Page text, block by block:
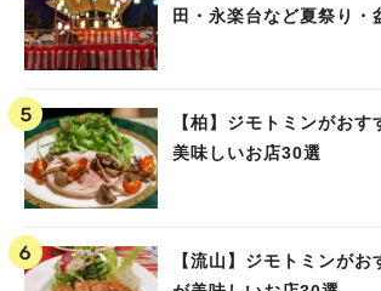
田・永楽台など夏祭り・
【柏】ジモトミンがお
美味しいお店30選
【流山】ジモトミンが